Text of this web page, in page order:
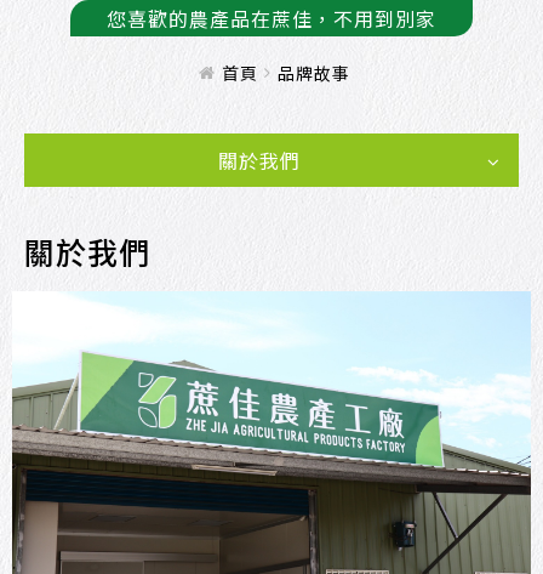
您喜歡的農產品在蔗佳，不用到別家
首頁 品牌故事
關於我們
關於我們